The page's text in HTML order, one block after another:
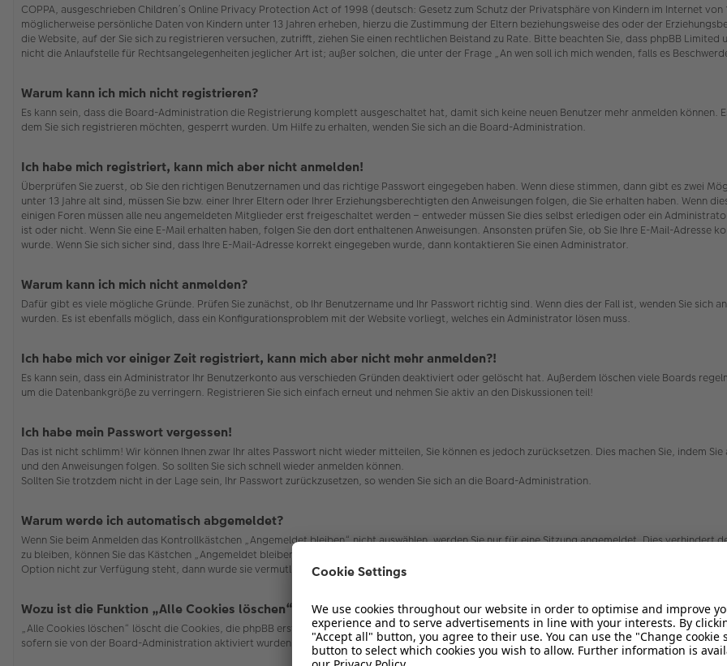
COPPA, ausgeschrieben Children’s Online Privacy Protection Act of 1998 (deutsch: Gesetz zum Schutz der Privatsphäre von Kindern im Internet
möglicherweise persönliche Daten von Kindern unter 13 Jahren erheben, hierzu die Zustimmung der Eltern beziehungsweise des oder der
die Website, auf der Sie sich zu registrieren versuchen, zutrifft, ziehen Sie einen rechtlichen Beistand zu Rate. Bitte beachten Sie, dass phpBB
nicht die Anlaufstelle für Rechtsangelegenheiten jeglicher Art ist; außer solchen, die unter der Frage „An wen soll ich mich wenden, falls es
Warum kann ich mich nicht registrieren?
Es kann sein, dass die Board-Administration die Registrierung komplett ausgeschaltet hat, damit sich keine neuen Benutzer mehr anmelden können.
dem Sie sich registrieren möchten, gesperrt wurden. Um Hilfe zu erhalten, wenden Sie sich an die Board-Administration.
Ich habe mich registriert, kann mich aber nicht anmelden!
Überprüfen Sie zuerst, ob Sie den richtigen Benutzernamen und das richtige Passwort eingegeben haben. Wenn diese stimmen, dann gibt es zwei
unter 13 Jahre alt sind, müssen Sie bzw. einer Ihrer Eltern oder Ihrer Erziehungsberechtigten den Anweisungen folgen, die Sie erhalten haben. Wenn
einigen Foren müssen alle neu angemeldeten Mitglieder erst freigeschaltet werden – entweder müssen Sie dies selbst erledigen oder ein
ist oder nicht. Wenn Sie eine E-Mail erhalten haben, folgen Sie den dort enthaltenen Anweisungen. Ansonsten prüfen Sie, ob Sie Ihre E-Mail-
wurde. Wenn Sie sich sicher sind, dass Ihre E-Mail-Adresse korrekt eingegeben wurde, dann kontaktieren Sie einen Administrator.
Warum kann ich mich nicht anmelden?
Dafür gibt es viele mögliche Gründe. Prüfen Sie zunächst, ob Ihr Benutzername und Ihr Passwort richtig sind. Wenn dies der Fall ist, wenden Sie sich
wurden. Es ist ebenfalls möglich, dass ein Konfigurationsproblem mit der Website vorliegt, welches ein Administrator lösen muss.
Ich habe mich vor einiger Zeit registriert, kann mich aber nicht mehr anmelden?!
Es kann sein, dass ein Administrator Ihr Benutzerkonto aus verschieden Gründen deaktiviert oder gelöscht hat. Außerdem löschen viele Boards
um die Datenbankgröße zu verringern. Registrieren Sie sich einfach erneut und nehmen Sie aktiv an den Diskussionen teil!
Ich habe mein Passwort vergessen!
Das ist nicht schlimm! Wir können Ihnen zwar Ihr altes Passwort nicht wieder mitteilen, Sie können es jedoch zurücksetzen. Dies machen Sie, indem
und den Anweisungen folgen. So sollten Sie sich schnell wieder anmelden können.
Sollten Sie trotzdem nicht in der Lage sein, Ihr Passwort zurückzusetzen, so wenden Sie sich an die Board-Administration.
Warum werde ich automatisch abgemeldet?
Wenn Sie beim Anmelden das Kontrollkästchen „Angemeldet bleiben“ nicht auswählen, werden Sie nur für eine Sitzung angemeldet. Dies
zu bleiben, können Sie das Kästchen „Angemeldet bleiben“ beim Anmelden auswählen. Dies ist nicht empfehlenswert, wenn Sie sich an einem
Option nicht zur Verfügung steht, dann wurde sie vermutlich von der Board-Administration ausgeschaltet.
Wozu ist die Funktion „Alle Cookies löschen“?
„Alle Cookies löschen“ löscht die Cookies, die phpBB erstellt hat und die dafür sorgen, dass Sie im Forum angemeldet bleiben. Außerdem
sofern sie von der Board-Administration aktiviert wurden. Wenn Sie Probleme bei der An- oder Abmeldung haben, kann es helfen, wenn Sie die